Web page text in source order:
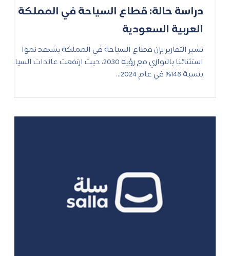
دراسة حالة: قطاع السياحة في المملكة
العربية السعودية
تشير التقارير بإن قطاع السياحة في المملكة يشهد نموًا
استثنائيًا بالتوازي مع رؤية 2030، حيث ارتفعت عائدات السياحة
بنسبة 148% في عام 2024...